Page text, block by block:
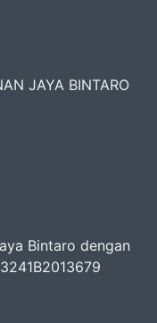
JAYA BINTARO
Bintaro dengan